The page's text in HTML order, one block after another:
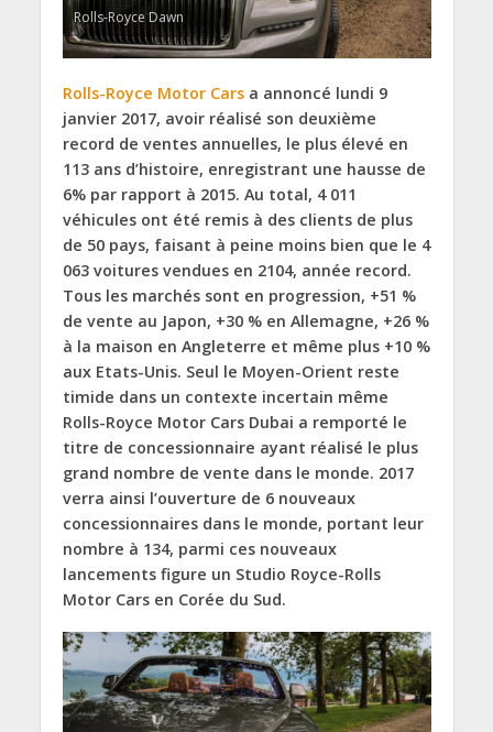
Rolls-Royce Dawn
Rolls-Royce Motor Carsa annoncé lundi 9
janvier 2017, avoir réalisé son deuxième
record de ventes annuelles, le plus élevé en
113 ans d’histoire, enregistrant une hausse de
6% par rapport à 2015. Au total, 4 011
véhicules ont été remis à des clients de plus
de 50 pays, faisant à peine moins bien que le 4
063 voitures vendues en 2104, année record.
Tous les marchés sont en progression, +51 %
de vente au Japon, +30 % en Allemagne, +26 %
à la maison en Angleterre et même plus +10 %
aux Etats-Unis. Seul le Moyen-Orient reste
timide dans un contexte incertain même
Rolls-Royce Motor Cars Dubai a remporté le
titre de concessionnaire ayant réalisé le plus
grand nombre de vente dans le monde. 2017
verra ainsi l’ouverture de 6 nouveaux
concessionnaires dans le monde, portant leur
nombre à 134, parmi ces nouveaux
lancements figure un Studio Royce-Rolls
Motor Cars en Corée du Sud.